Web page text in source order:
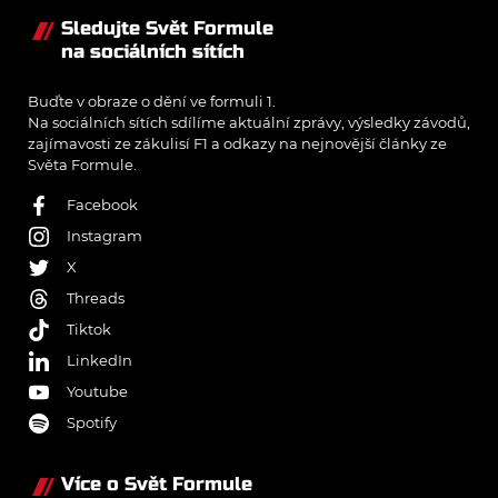
Sledujte Svět Formule
na sociálních sítích
Buďte v obraze o dění ve formuli 1.
Na sociálních sítích sdílíme aktuální zprávy, výsledky závodů,
zajímavosti ze zákulisí F1 a odkazy na nejnovější články ze
Světa Formule.
Facebook
Instagram
X
Threads
Tiktok
LinkedIn
Youtube
Spotify
Více o Svět Formule